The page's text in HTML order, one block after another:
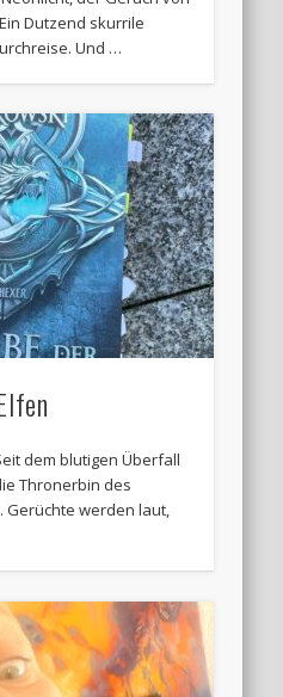
Dutzend skurrile
Und …
dem blutigen Überfall
Thronerbin des
Gerüchte werden laut,